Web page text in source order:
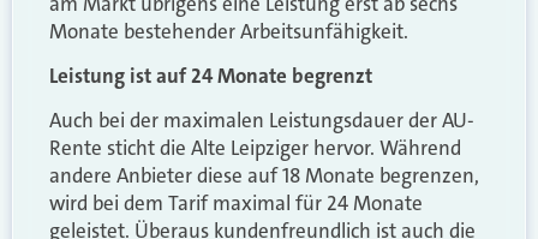
Monate bestehender Arbeitsunfähigkeit.
Leistung ist auf 24 Monate begrenzt
Auch bei der maximalen Leistungsdauer der AU-
Rente sticht die Alte Leipziger hervor. Während
andere Anbieter diese auf 18 Monate begrenzen,
wird bei dem Tarif maximal für 24 Monate
geleistet. Überaus kundenfreundlich ist auch die